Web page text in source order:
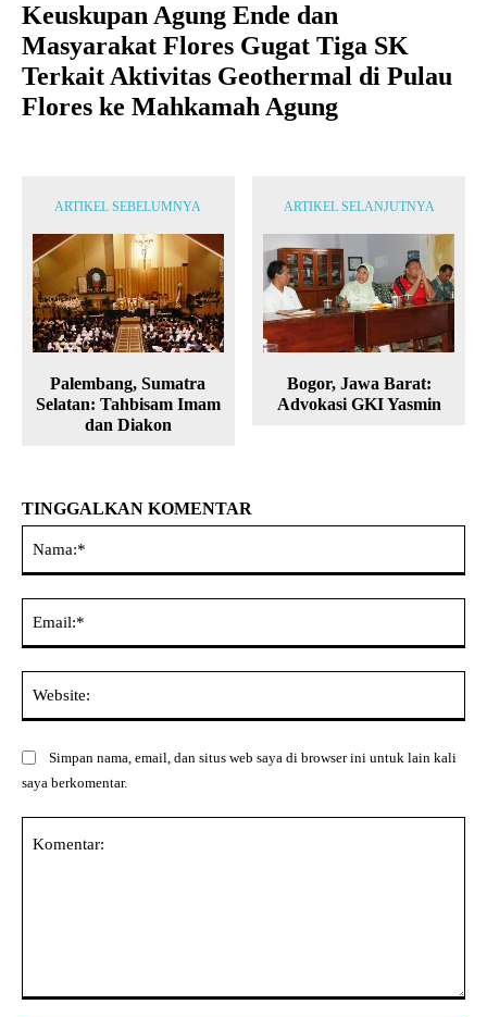
Keuskupan Agung Ende dan
Masyarakat Flores Gugat Tiga SK
Terkait Aktivitas Geothermal di Pulau
Flores ke Mahkamah Agung
ARTIKEL SEBELUMNYA
Palembang, Sumatra
Selatan: Tahbisam Imam
dan Diakon
ARTIKEL SELANJUTNYA
Bogor, Jawa Barat:
Advokasi GKI Yasmin
TINGGALKAN KOMENTAR
Simpan nama, email, dan situs web saya di browser ini untuk lain kali
saya berkomentar.